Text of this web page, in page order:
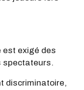
est exigé des
spectateurs.
discriminatoire,